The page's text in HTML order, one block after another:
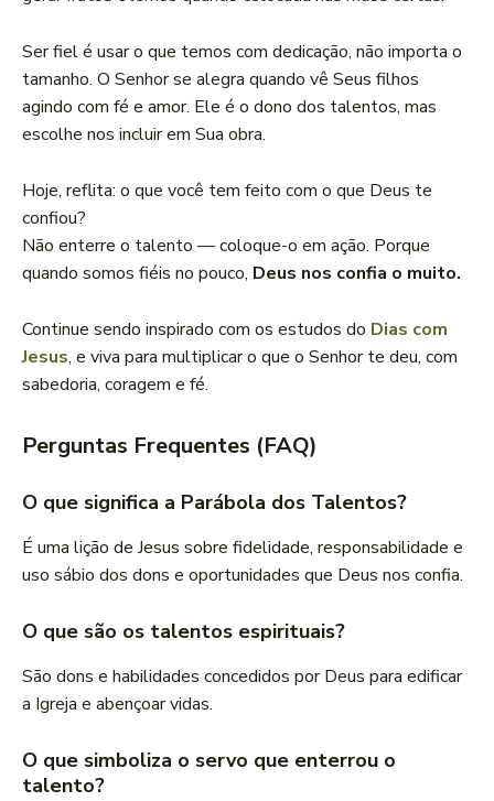
Ser fiel é usar o que temos com dedicação, não importa o
tamanho. O Senhor se alegra quando vê Seus filhos
agindo com fé e amor. Ele é o dono dos talentos, mas
escolhe nos incluir em Sua obra.
Hoje, reflita: o que você tem feito com o que Deus te
confiou?
Não enterre o talento — coloque-o em ação. Porque
quando somos fiéis no pouco, Deus nos confia o muito.
Continue sendo inspirado com os estudos do Dias com
Jesus, e viva para multiplicar o que o Senhor te deu, com
sabedoria, coragem e fé.
Perguntas Frequentes (FAQ)
O que significa a Parábola dos Talentos?
É uma lição de Jesus sobre fidelidade, responsabilidade e
uso sábio dos dons e oportunidades que Deus nos confia.
O que são os talentos espirituais?
São dons e habilidades concedidos por Deus para edificar
a Igreja e abençoar vidas.
O que simboliza o servo que enterrou o
talento?